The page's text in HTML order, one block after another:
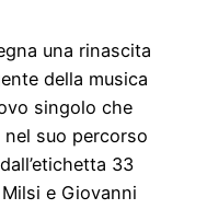
una rinascita
della musica
singolo che
suo percorso
33
e Giovanni